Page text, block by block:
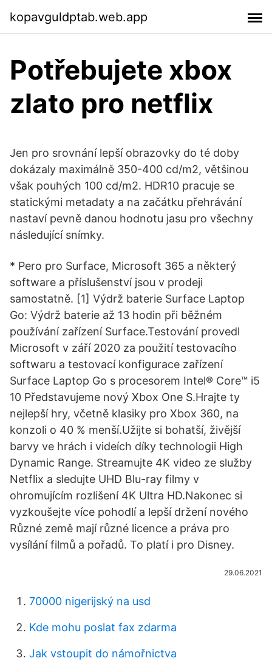
kopavguldptab.web.app
Potřebujete xbox
zlato pro netflix
Jen pro srovnání lepší obrazovky do té doby
dokázaly maximálně 350-400 cd/m2, většinou
však pouhých 100 cd/m2. HDR10 pracuje se
statickými metadaty a na začátku přehrávání
nastaví pevně danou hodnotu jasu pro všechny
následující snímky.
* Pero pro Surface, Microsoft 365 a některý
software a příslušenství jsou v prodeji
samostatně. [1] Výdrž baterie Surface Laptop
Go: Výdrž baterie až 13 hodin při běžném
používání zařízení Surface.Testování provedl
Microsoft v září 2020 za použití testovacího
softwaru a testovací konfigurace zařízení
Surface Laptop Go s procesorem Intel® Core™ i5
10 Představujeme nový Xbox One S.Hrajte ty
nejlepší hry, včetně klasiky pro Xbox 360, na
konzoli o 40 % menší.Užijte si bohatší, živější
barvy ve hrách i videích díky technologii High
Dynamic Range. Streamujte 4K video ze služby
Netflix a sledujte UHD Blu-ray filmy v
ohromujícím rozlišení 4K Ultra HD.Nakonec si
vyzkoušejte více pohodlí a lepší držení nového
Různé země mají různé licence a práva pro
vysílání filmů a pořadů. To platí i pro Disney.
29.06.2021
70000 nigerijský na usd
Kde mohu poslat fax zdarma
Jak vstoupit do námořnictva